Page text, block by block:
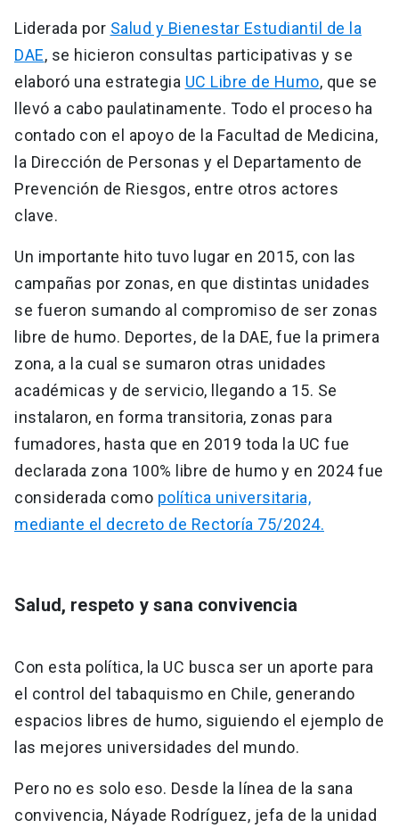
Liderada por Salud y Bienestar Estudiantil de la
DAE, se hicieron consultas participativas y se
elaboró una estrategia UC Libre de Humo, que se
llevó a cabo paulatinamente. Todo el proceso ha
contado con el apoyo de la Facultad de Medicina,
la Dirección de Personas y el Departamento de
Prevención de Riesgos, entre otros actores
clave.
Un importante hito tuvo lugar en 2015, con las
campañas por zonas, en que distintas unidades
se fueron sumando al compromiso de ser zonas
libre de humo. Deportes, de la DAE, fue la primera
zona, a la cual se sumaron otras unidades
académicas y de servicio, llegando a 15. Se
instalaron, en forma transitoria, zonas para
fumadores, hasta que en 2019 toda la UC fue
declarada zona 100% libre de humo y en 2024 fue
considerada como política universitaria,
mediante el decreto de Rectoría 75/2024.
Salud, respeto y sana convivencia
Con esta política, la UC busca ser un aporte para
el control del tabaquismo en Chile, generando
espacios libres de humo, siguiendo el ejemplo de
las mejores universidades del mundo.
Pero no es solo eso. Desde la línea de la sana
convivencia, Náyade Rodríguez, jefa de la unidad